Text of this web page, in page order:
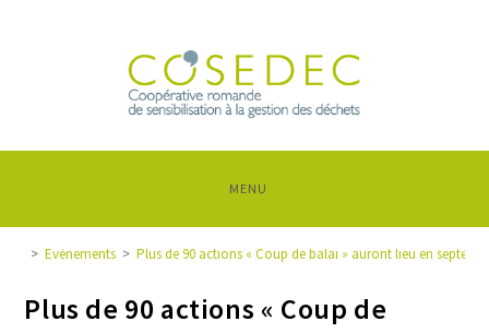
MENU
> Evénements > Plus de 90 actions « Coup de balai » auront lieu en
Plus de 90 actions « Coup de